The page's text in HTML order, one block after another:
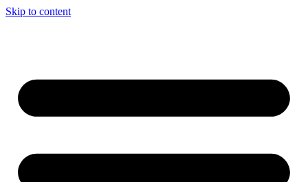
Skip to content